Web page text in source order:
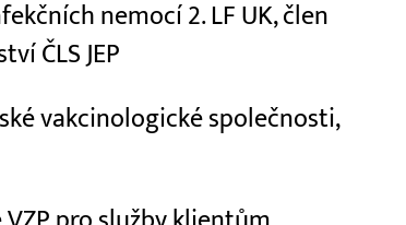
nemocí 2. LF UK, člen
ČLS JEP
vakcinologické společnosti,